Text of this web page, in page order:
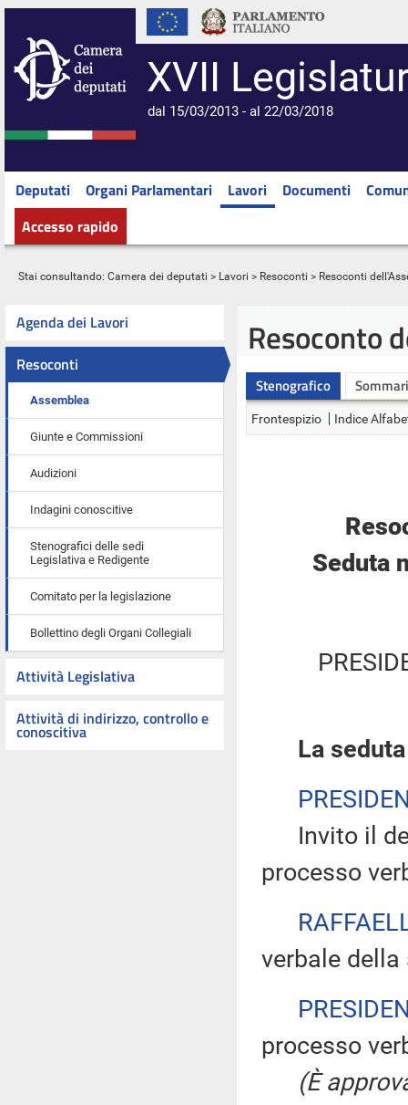
XVII
dal 15/03/2013 - al 22/03/2018
Deputati Organi Parlamentari Lavori Documenti
Accesso rapido
Stai consultando: Camera dei deputati > Lavori > Resoconti > Resoconti
Agenda dei Lavori
Resoconti
Assemblea
Giunte e Commissioni
Audizioni
Indagini conoscitive
Stenografici delle sedi
Legislativa e Redigente
Comitato per la legislazione
Bollettino degli Organi Collegiali
Attività Legislativa
Attività di indirizzo, controllo e
conoscitiva
Resoconto
Stenografico
Frontespizio Indice
Seduta
La
Invito il
processo
verbale
processo
(È